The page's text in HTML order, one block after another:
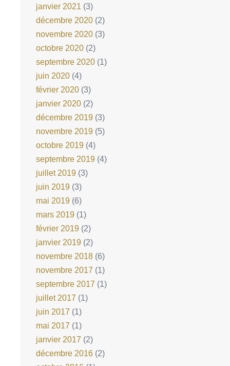
janvier 2021 (3)
décembre 2020 (2)
novembre 2020 (3)
octobre 2020 (2)
septembre 2020 (1)
juin 2020 (4)
février 2020 (3)
janvier 2020 (2)
décembre 2019 (3)
novembre 2019 (5)
octobre 2019 (4)
septembre 2019 (4)
juillet 2019 (3)
juin 2019 (3)
mai 2019 (6)
mars 2019 (1)
février 2019 (2)
janvier 2019 (2)
novembre 2018 (6)
novembre 2017 (1)
septembre 2017 (1)
juillet 2017 (1)
juin 2017 (1)
mai 2017 (1)
janvier 2017 (2)
décembre 2016 (2)